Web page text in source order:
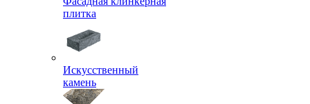
плитка
Искусственный
камень